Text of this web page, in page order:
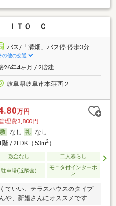
ＩＴＯ Ｃ
バス/「溝畑」バス停 停歩3分
の他の交通
26年4ヶ月 / 2階建
岐阜県岐阜市本荘西２
万円
理費3,800円
なし
なし
階 / 2LDK（53m2）
敷金なし 二人暮らし
駐車場(近隣含)
モニタ付インターホ
ン
ていい、テラスハウスのタイプ
や、新婚さんにオススメです